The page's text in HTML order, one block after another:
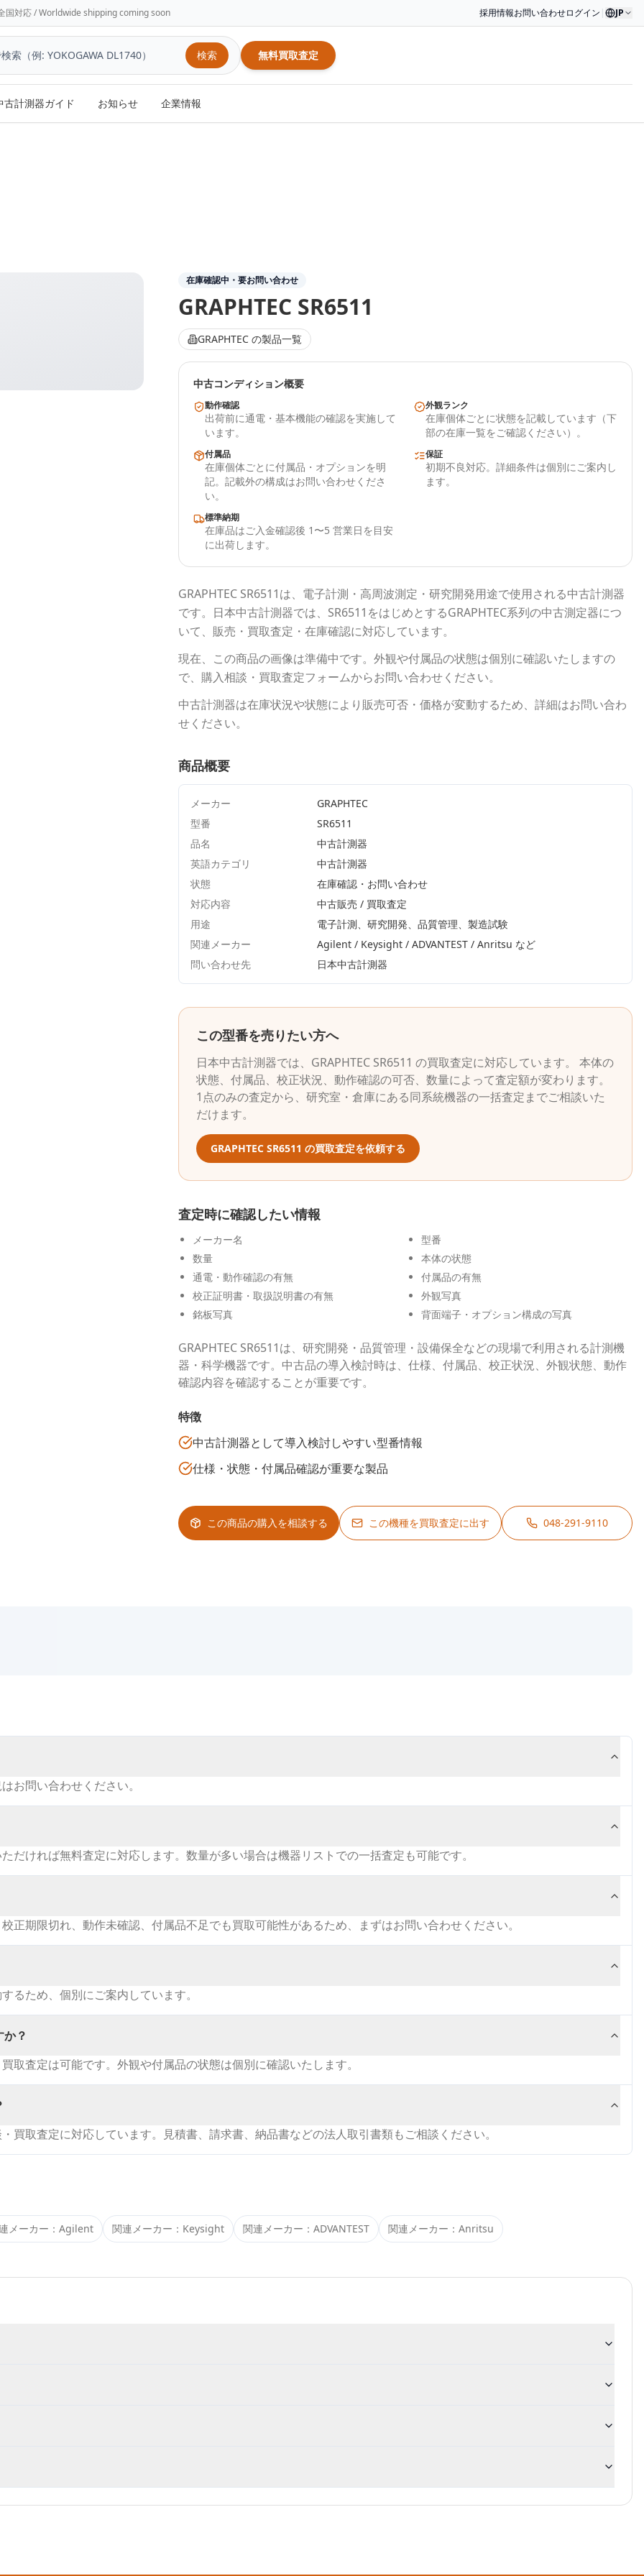
国対応 / Worldwide shipping coming soon 採用情報お問い合わせログイン | JP
検索 無料買取査定
古計測器ガイド お知らせ 企業情報
在庫確認中・要お問い合わせ
GRAPHTEC SR6511
GRAPHTEC の製品一覧
中古コンディション概要
動作確認
出荷前に通電・基本機能の確認を実施して
います。
外観ランク
在庫個体ごとに状態を記載しています（下
部の在庫一覧をご確認ください）。
付属品
在庫個体ごとに付属品・オプションを明
記。記載外の構成はお問い合わせくださ
い。
保証
初期不良対応。詳細条件は個別にご案内し
ます。
標準納期
在庫品はご入金確認後 1〜5 営業日を目安
に出荷します。
GRAPHTEC SR6511は、電子計測・高周波測定・研究開発用途で使用される中古計測器
です。 日本中古計測器では、 SR6511 をはじめとするGRAPHTEC系列の中古測定器につ
いて、販売・買取査定・在庫確認に対応しています。
現在、この商品の画像は準備中です。外観や付属品の状態は個別に確認いたしますの
で、購入相談・買取査定フォームからお問い合わせください。
中古計測器は在庫状況や状態により販売可否・価格が変動するため、詳細はお問い合わ
せください。
商品概要
メーカー
GRAPHTEC
型番
SR6511
品名
中古計測器
英語カテゴリ
中古計測器
状態
在庫確認・お問い合わせ
対応内容
中古販売 / 買取査定
用途
電子計測、研究開発、品質管理、製造試験
関連メーカー
Agilent / Keysight / ADVANTEST / Anritsu など
問い合わせ先
日本中古計測器
この型番を売りたい方へ
日本中古計測器では、 GRAPHTEC SR6511 の買取査定に対応しています。 本体の
状態、付属品、校正状況、動作確認の可否、数量によって査定額が変わります。
1点のみの査定から、研究室・倉庫にある同系統機器の一括査定までご相談いた
だけます。
GRAPHTEC SR6511 の買取査定を依頼する
査定時に確認したい情報
メーカー名
型番
数量
本体の状態
通電・動作確認の有無
付属品の有無
校正証明書・取扱説明書の有無
外観写真
銘板写真
背面端子・オプション構成の写真
GRAPHTEC SR6511は、研究開発・品質管理・設備保全などの現場で利用される計測機
器・科学機器です。中古品の導入検討時は、仕様、付属品、校正状況、外観状態、動作
確認内容を確認することが重要です。
特徴
中古計測器として導入検討しやすい型番情報
仕様・状態・付属品確認が重要な製品
この商品の購入を相談する この機種を買取査定に出す 048-291-9110
お問い合わせください。
だければ無料査定に対応します。数量が多い場合は機器リストでの一括査定も可能です。
正期限切れ、動作未確認、付属品不足でも買取可能性があるため、まずはお問い合わせください。
るため、個別にご案内しています。
？
取査定は可能です。外観や付属品の状態は個別に確認いたします。
買取査定に対応しています。見積書、請求書、納品書などの法人取引書類もご相談ください。
メーカー： Agilent 関連メーカー： Keysight 関連メーカー： ADVANTEST 関連メーカー： Anritsu